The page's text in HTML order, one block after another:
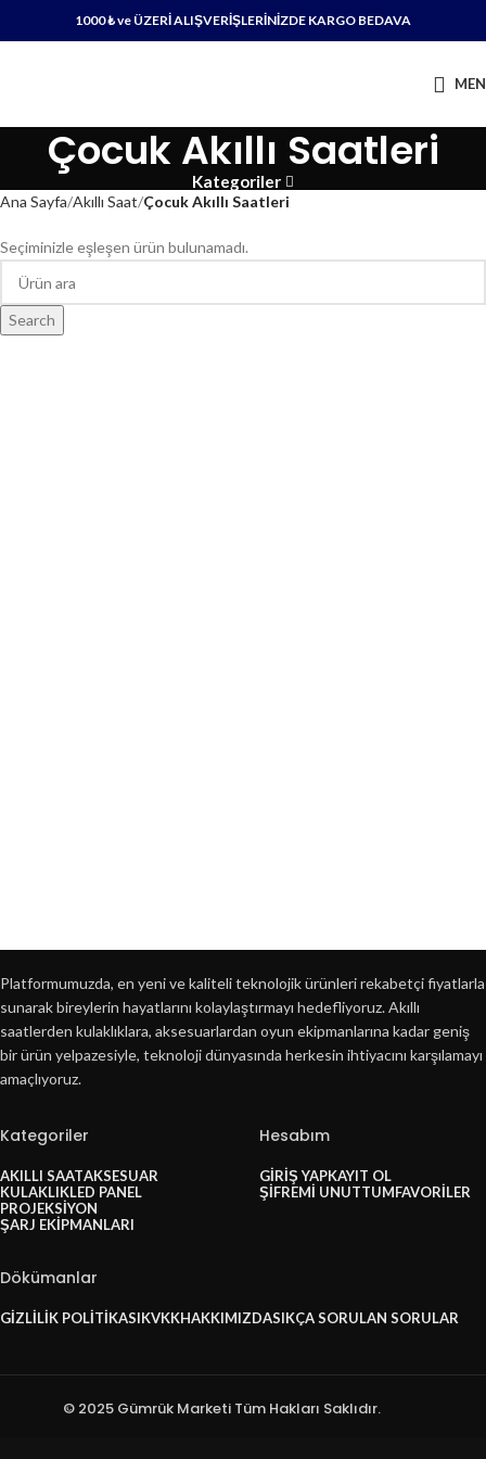
1000 ₺ ve ÜZERİ ALIŞVERİŞLERİNİZDE KARGO BEDAVA
Çocuk Akıllı Saatleri
Kategoriler
Ana Sayfa Akıllı Saat Çocuk Akıllı Saatleri
Seçiminizle eşleşen ürün bulunamadı.
Search
Platformumuzda, en yeni ve kaliteli teknolojik ürünleri rekabetçi fiyatlarla
sunarak bireylerin hayatlarını kolaylaştırmayı hedefliyoruz. Akıllı
saatlerden kulaklıklara, aksesuarlardan oyun ekipmanlarına kadar geniş
bir ürün yelpazesiyle, teknoloji dünyasında herkesin ihtiyacını karşılamayı
amaçlıyoruz.
Kategoriler
AKILLI SAATAKSESUAR
KULAKLIKLED PANEL
PROJEKSIYON
ŞARJ EKIPMANLARI
Hesabım
GIRIŞ YAPKAYIT OL
ŞIFREMI UNUTTUMFAVORILER
Dökümanlar
GIZLILIK POLITIKASIKVKKHAKKIMIZDASIKÇA SORULAN SORULAR
© 2025 Gümrük Marketi Tüm Hakları Saklıdır.